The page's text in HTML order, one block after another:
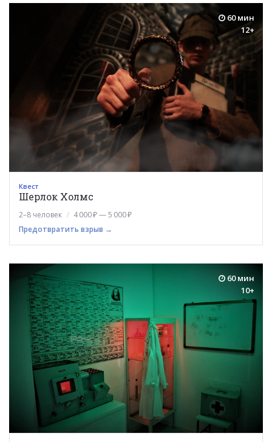
60 мин
12+
Квест
Шерлок Холмс
2–8 человек
4 000 ₽ — 5 000 ₽
Предотвратить взрыв →
60 мин
10+